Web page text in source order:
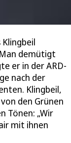
demütigt
er in der ARD-
nach der
Klingbeil,
den Grünen
Tönen: „Wir
mit ihnen